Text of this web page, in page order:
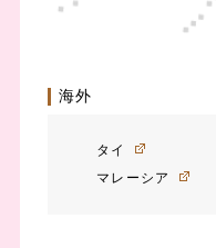
海外
タイ
マレーシア